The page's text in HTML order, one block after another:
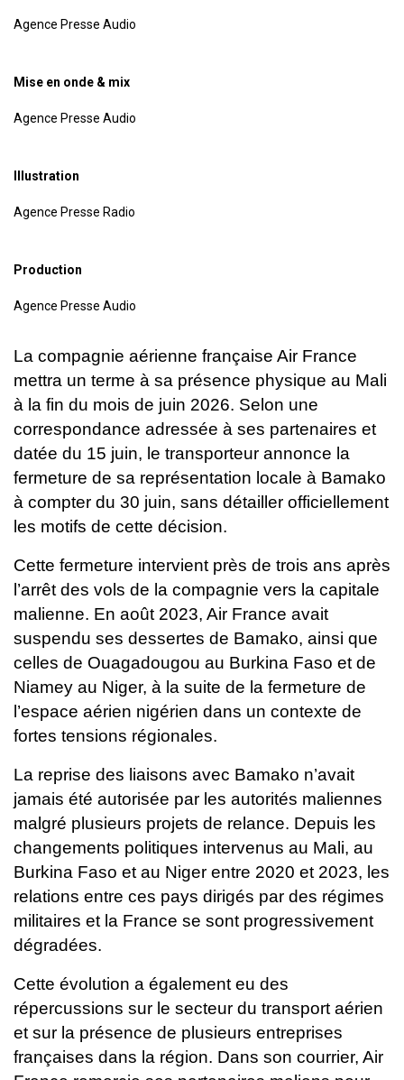
Agence Presse Audio
Mise en onde & mix
Agence Presse Audio
Illustration
Agence Presse Radio
Production
Agence Presse Audio
La compagnie aérienne française Air France
mettra un terme à sa présence physique au Mali
à la fin du mois de juin 2026. Selon une
correspondance adressée à ses partenaires et
datée du 15 juin, le transporteur annonce la
fermeture de sa représentation locale à Bamako
à compter du 30 juin, sans détailler officiellement
les motifs de cette décision.
Cette fermeture intervient près de trois ans après
l’arrêt des vols de la compagnie vers la capitale
malienne. En août 2023, Air France avait
suspendu ses dessertes de Bamako, ainsi que
celles de Ouagadougou au Burkina Faso et de
Niamey au Niger, à la suite de la fermeture de
l’espace aérien nigérien dans un contexte de
fortes tensions régionales.
La reprise des liaisons avec Bamako n’avait
jamais été autorisée par les autorités maliennes
malgré plusieurs projets de relance. Depuis les
changements politiques intervenus au Mali, au
Burkina Faso et au Niger entre 2020 et 2023, les
relations entre ces pays dirigés par des régimes
militaires et la France se sont progressivement
dégradées.
Cette évolution a également eu des
répercussions sur le secteur du transport aérien
et sur la présence de plusieurs entreprises
françaises dans la région. Dans son courrier, Air